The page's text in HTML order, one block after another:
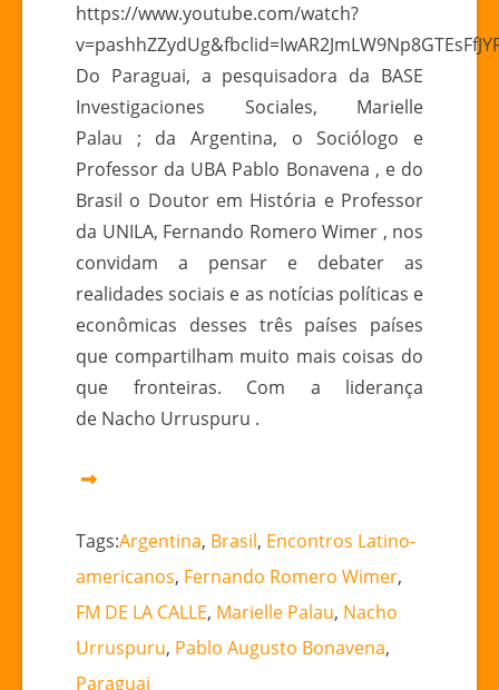
capítulo
de
«Encontros
Latino-
americanos»
2020
https://www.youtube.com/watch?
Do Paraguai, a pesquisadora da BASE
Investigaciones Sociales, Marielle
Palau ; da Argentina, o Sociólogo e
Professor da UBA Pablo Bonavena , e do
Brasil o Doutor em História e Professor
da UNILA, Fernando Romero Wimer , nos
convidam a pensar e debater as
realidades sociais e as notícias políticas e
econômicas desses três países países
que compartilham muito mais coisas do
que fronteiras. Com a liderança
de Nacho Urruspuru .
Tags:Argentina, Brasil, Encontros Latino-
americanos, Fernando Romero Wimer,
FM DE LA CALLE, Marielle Palau, Nacho
Urruspuru, Pablo Augusto Bonavena,
Paraguai